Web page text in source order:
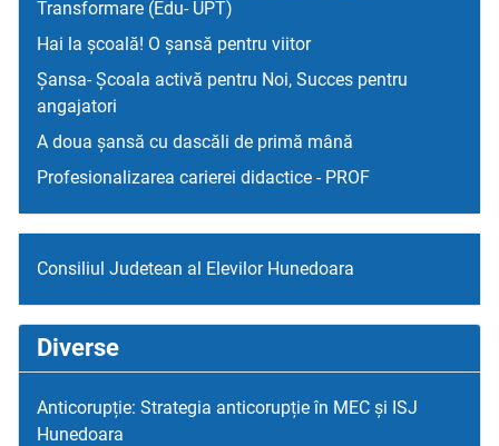
Transformare (Edu- UPT)
Hai la școală! O șansă pentru viitor
Șansa- Școala activă pentru Noi, Succes pentru
angajatori
A doua șansă cu dascăli de primă mână
Profesionalizarea carierei didactice - PROF
Consiliul Judetean al Elevilor Hunedoara
Diverse
Anticorupție: Strategia anticorupție în MEC și ISJ
Hunedoara